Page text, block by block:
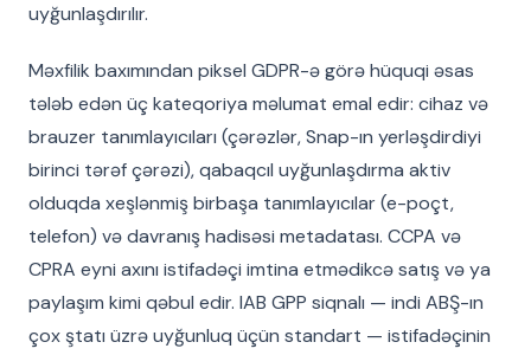
uyğunlaşdırılır.
Məxfilik baxımından piksel GDPR-ə görə hüquqi əsas
tələb edən üç kateqoriya məlumat emal edir: cihaz və
brauzer tanımlayıcıları (çərəzlər, Snap-ın yerləşdirdiyi
birinci tərəf çərəzi), qabaqcıl uyğunlaşdırma aktiv
olduqda xeşlənmiş birbaşa tanımlayıcılar (e-poçt,
telefon) və davranış hadisəsi metadatası. CCPA və
CPRA eyni axını istifadəçi imtina etmədikcə satış və ya
paylaşım kimi qəbul edir. IAB GPP siqnalı — indi ABŞ-ın
çox ştatı üzrə uyğunluq üçün standart — istifadəçinin